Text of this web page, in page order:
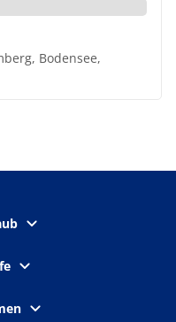
Bodensee,